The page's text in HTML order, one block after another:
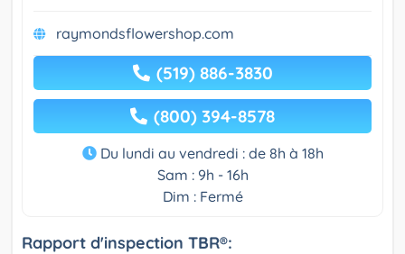
raymondsflowershop.com
(519) 886-3830
(800) 394-8578
Du lundi au vendredi : de 8h à 18h
Sam : 9h - 16h
Dim : Fermé
Rapport d'inspection TBR®: